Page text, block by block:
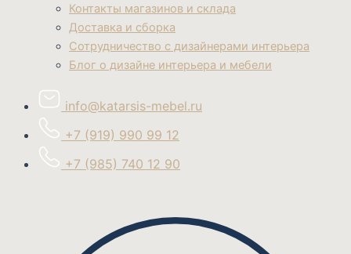
Контакты магазинов и склада
Доставка и сборка
Сотрудничество с дизайнерами интерьера
Блог о дизайне интерьера и мебели
info@katarsis-mebel.ru
+7 (919) 990 99 12
+7 (985) 740 12 90